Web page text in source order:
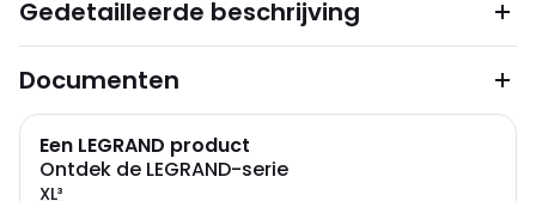
Gedetailleerde beschrijving
Documenten
Een LEGRAND product
Ontdek de LEGRAND-serie
XL³